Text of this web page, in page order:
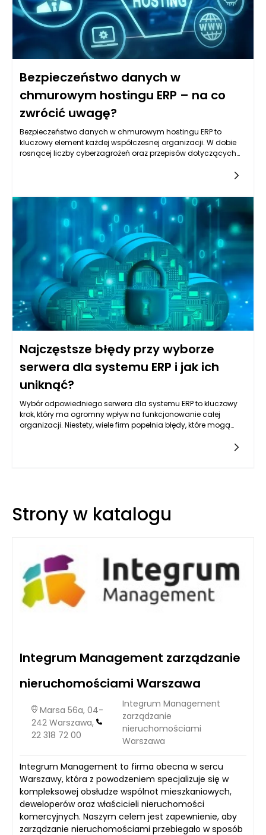
Bezpieczeństwo danych w
chmurowym hostingu ERP – na co
zwrócić uwagę?
Bezpieczeństwo danych w chmurowym hostingu ERP to
kluczowy element każdej współczesnej organizacji. W dobie
rosnącej liczby cyberzagrożeń oraz przepisów dotyczących
usprawniać zarządzanie przedsiębiorstwem, muszą również
sprostać rygorystycznym standardom
bezpieczeństwa. Jakiekolwiek naruszenie bezpieczeństwa
może prowadzić do utraty zaufania klientów, kar finansowych,
a także negatywnego wpływu na reputację firmy. Dlatego
wybór chmurowego hostingu ERP powinien być poprzedzony
dokładną analizą zabezpieczeń, które oferują dostawcy
takich rozwiązań.
Najczęstsze błędy przy wyborze
serwera dla systemu ERP i jak ich
uniknąć?
Wybór odpowiedniego serwera dla systemu ERP to kluczowy
krok, który ma ogromny wpływ na funkcjonowanie całej
organizacji. Niestety, wiele firm popełnia błędy, które mogą
użytkowników. Aby uniknąć tego błędu, warto dokładnie
zanalizować potrzebne zasoby, biorąc pod uwagę liczbę
Strony w katalogu
Integrum Management zarządzanie
nieruchomościami Warszawa
Marsa 56a, 04-
242 Warszawa,
22 318 72 00
Integrum Management
zarządzanie
nieruchomościami
Warszawa
Integrum Management to firma obecna w sercu
Warszawy, która z powodzeniem specjalizuje się w
kompleksowej obsłudze wspólnot mieszkaniowych,
deweloperów oraz właścicieli nieruchomości
komercyjnych. Naszym celem jest zapewnienie, aby
zarządzanie nieruchomościami przebiegało w sposób